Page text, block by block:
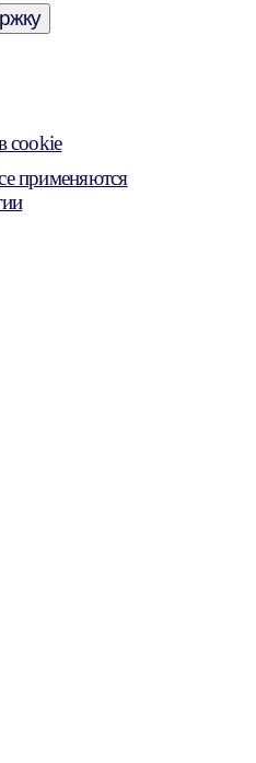
cookie
применяются